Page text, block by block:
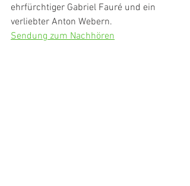
ehrfürchtiger Gabriel Fauré und ein
verliebter Anton Webern.
Sendung zum Nachhören